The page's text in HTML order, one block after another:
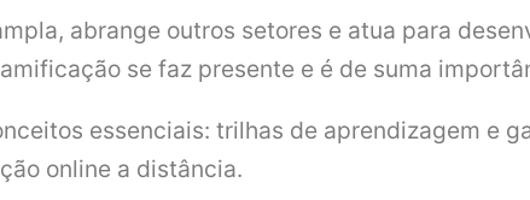
abrange outros setores e atua para
se faz presente e é de suma
essenciais: trilhas de aprendizagem e
online a distância.